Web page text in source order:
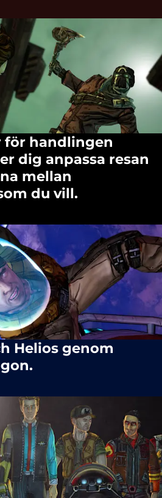
för handlingen
dig anpassa resan
mellan
du vill.
Helios genom